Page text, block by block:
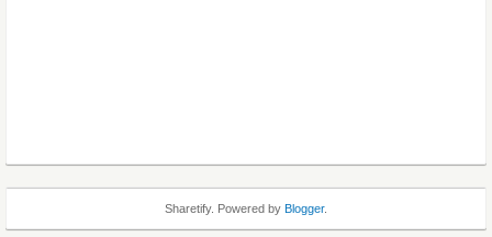
Sharetify. Powered by Blogger.